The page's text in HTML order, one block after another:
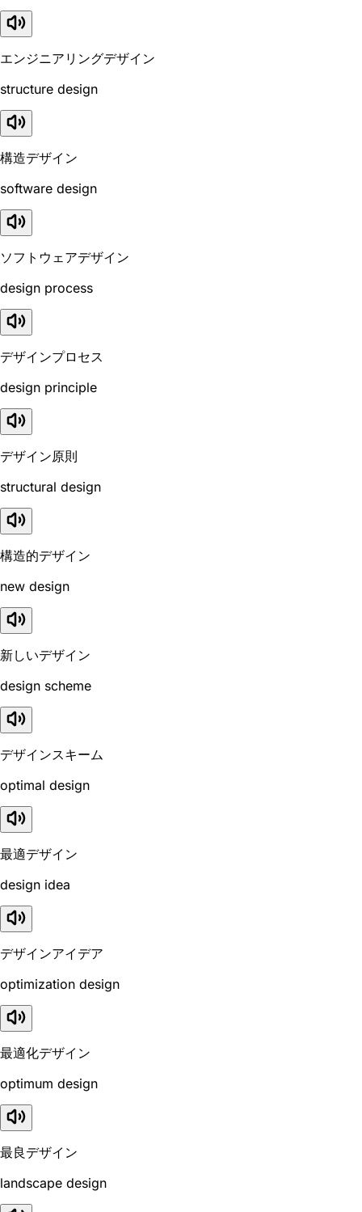
エンジニアリングデザイン
structure design
構造デザイン
software design
ソフトウェアデザイン
design process
デザインプロセス
design principle
デザイン原則
structural design
構造的デザイン
new design
新しいデザイン
design scheme
デザインスキーム
optimal design
最適デザイン
design idea
デザインアイデア
optimization design
最適化デザイン
optimum design
最良デザイン
landscape design